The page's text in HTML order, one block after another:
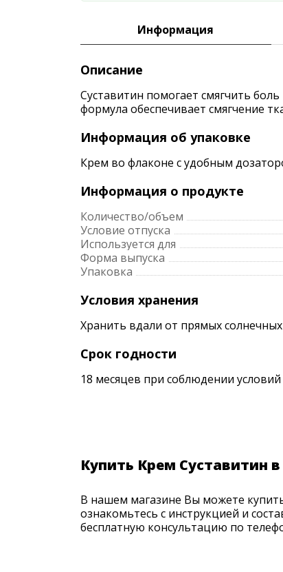
Информация
Описание
Суставитин помогает смягчить
формула обеспечивает смягчение
Информация об упаковке
Крем во флаконе с удобным
Информация о продукте
Количество/объем
Условие отпуска
Используется для
Форма выпуска
Упаковка
Условия хранения
Хранить вдали от прямых
Срок годности
18 месяцев при соблюдении условий
Купить Крем Суставитин
В нашем магазине Вы можете
ознакомьтесь с инструкцией и
бесплатную консультацию по